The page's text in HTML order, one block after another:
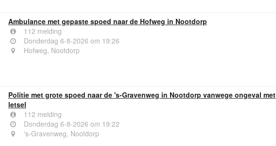
Ambulance met gepaste spoed naar de Hofweg in Nootdorp
112 melding
Donderdag 6-8-2026 om 19:26
Hofweg, Nootdorp
Politie met grote spoed naar de 's-Gravenweg in Nootdorp vanwege ongeval met
letsel
112 melding
Donderdag 6-8-2026 om 19:22
's-Gravenweg, Nootdorp